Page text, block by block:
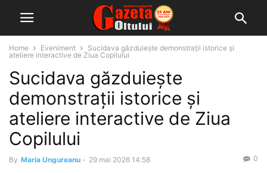
Home Eveniment
Sucidava găzduiește demonstrații istorice și
ateliere interactive de Ziua Copilului
Sucidava găzduiește
demonstrații istorice și
ateliere interactive de Ziua
Copilului
By Maria Ungureanu - 29 mai 2026 14:58 0